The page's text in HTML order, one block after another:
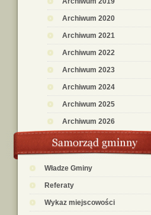
Archiwum 2020
Archiwum 2021
Archiwum 2022
Archiwum 2023
Archiwum 2024
Archiwum 2025
Archiwum 2026
Władze Gminy
Referaty
Wykaz miejscowości